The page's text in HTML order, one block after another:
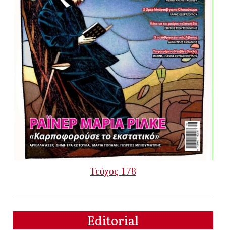
Τεύχος 178
Editorial